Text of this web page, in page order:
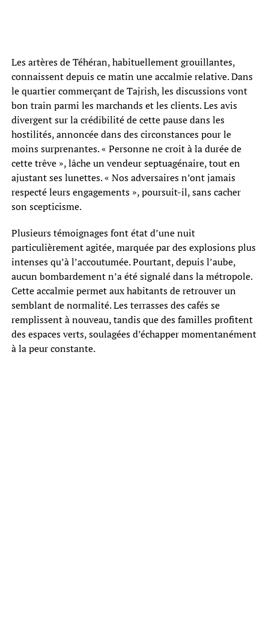
Les artères de Téhéran, habituellement grouillantes,
connaissent depuis ce matin une accalmie relative. Dans
le quartier commerçant de Tajrish, les discussions vont
bon train parmi les marchands et les clients. Les avis
divergent sur la crédibilité de cette pause dans les
hostilités, annoncée dans des circonstances pour le
moins surprenantes. « Personne ne croit à la durée de
cette trêve », lâche un vendeur septuagénaire, tout en
ajustant ses lunettes. « Nos adversaires n’ont jamais
respecté leurs engagements », poursuit-il, sans cacher
son scepticisme.
Plusieurs témoignages font état d’une nuit
particulièrement agitée, marquée par des explosions plus
intenses qu’à l’accoutumée. Pourtant, depuis l’aube,
aucun bombardement n’a été signalé dans la métropole.
Cette accalmie permet aux habitants de retrouver un
semblant de normalité. Les terrasses des cafés se
remplissent à nouveau, tandis que des familles profitent
des espaces verts, soulagées d’échapper momentanément
à la peur constante.